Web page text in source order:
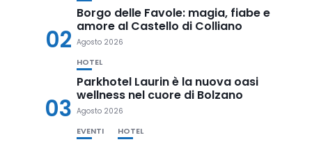
02
Borgo delle Favole: magia, fiabe e
amore al Castello di Colliano
Agosto 2026
03
HOTEL
Parkhotel Laurin è la nuova oasi
wellness nel cuore di Bolzano
Agosto 2026
EVENTI HOTEL